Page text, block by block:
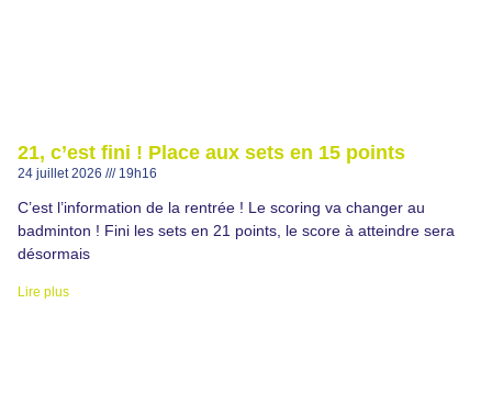
21, c’est fini ! Place aux sets en 15 points
24 juillet 2026 19h16
C’est l’information de la rentrée ! Le scoring va changer au
badminton ! Fini les sets en 21 points, le score à atteindre sera
désormais
Lire plus